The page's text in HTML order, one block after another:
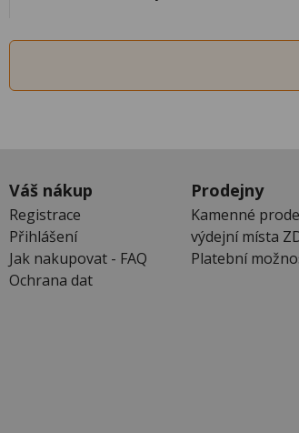
Váš nákup
Registrace
Přihlášení
Jak nakupovat - FAQ
Ochrana dat
Prodejny
Kamenné
výdejní místa
Platební